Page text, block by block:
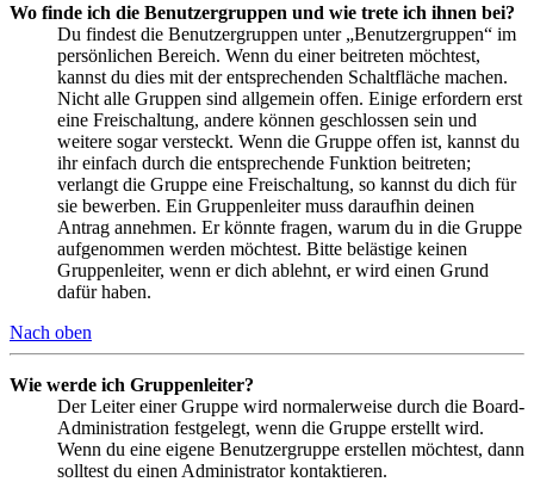
Wo finde ich die Benutzergruppen und wie trete ich ihnen bei?
Du findest die Benutzergruppen unter „Benutzergruppen“ im
persönlichen Bereich. Wenn du einer beitreten möchtest,
kannst du dies mit der entsprechenden Schaltfläche machen.
Nicht alle Gruppen sind allgemein offen. Einige erfordern erst
eine Freischaltung, andere können geschlossen sein und
weitere sogar versteckt. Wenn die Gruppe offen ist, kannst du
ihr einfach durch die entsprechende Funktion beitreten;
verlangt die Gruppe eine Freischaltung, so kannst du dich für
sie bewerben. Ein Gruppenleiter muss daraufhin deinen
Antrag annehmen. Er könnte fragen, warum du in die Gruppe
aufgenommen werden möchtest. Bitte belästige keinen
Gruppenleiter, wenn er dich ablehnt, er wird einen Grund
dafür haben.
Nach oben
Wie werde ich Gruppenleiter?
Der Leiter einer Gruppe wird normalerweise durch die Board-
Administration festgelegt, wenn die Gruppe erstellt wird.
Wenn du eine eigene Benutzergruppe erstellen möchtest, dann
solltest du einen Administrator kontaktieren.